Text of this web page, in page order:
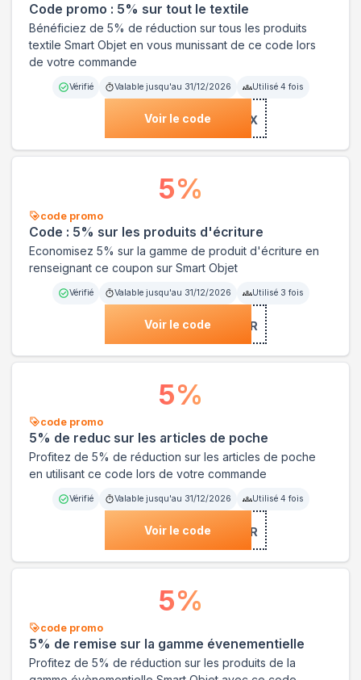
Code promo : 5% sur tout le textile
Bénéficiez de 5% de réduction sur tous les produits
textile Smart Objet en vous munissant de ce code lors
de votre commande
Vérifié Valable jusqu'au 31/12/2026 Utilisé 4 fois
Voir le code***1TEX
code promo
Code : 5% sur les produits d'écriture
Economisez 5% sur la gamme de produit d'écriture en
renseignant ce coupon sur Smart Objet
Vérifié Valable jusqu'au 31/12/2026 Utilisé 3 fois
Voir le code***1ECR
5%
code promo
5% de reduc sur les articles de poche
Profitez de 5% de réduction sur les articles de poche
en utilisant ce code lors de votre commande
Vérifié Valable jusqu'au 31/12/2026 Utilisé 4 fois
Voir le code***1ECR
5%
code promo
5% de remise sur la gamme évenementielle
Profitez de 5% de réduction sur les produits de la
5%